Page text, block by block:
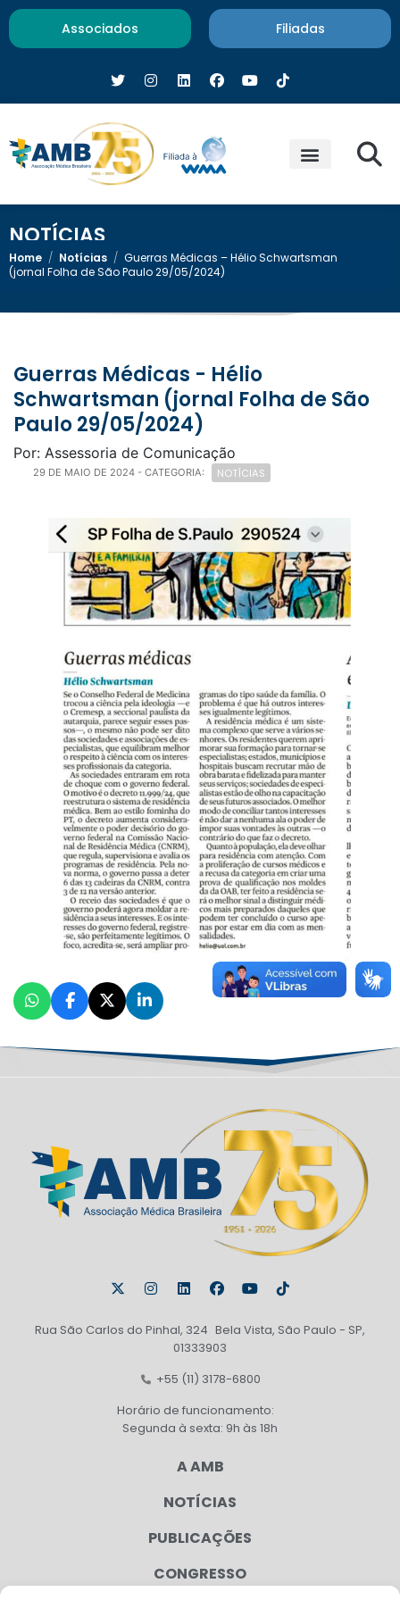
Associados Filiadas
NOTÍCIAS
Home / Notícias / Guerras Médicas – Hélio Schwartsman
(jornal Folha de São Paulo 29/05/2024)
Guerras Médicas - Hélio
Schwartsman (jornal Folha de São
Paulo 29/05/2024)
Por: Assessoria de Comunicação
29 DE MAIO DE 2024 - CATEGORIA: NOTÍCIAS
Rua São Carlos do Pinhal, 324 Bela Vista, São Paulo - SP,
01333903
+55 (11) 3178-6800
Horário de funcionamento:
Segunda à sexta: 9h às 18h
A AMB
NOTÍCIAS
PUBLICAÇÕES
CONGRESSO